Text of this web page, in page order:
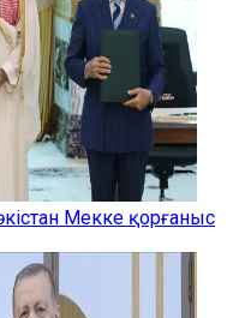
Мекке қорғаныс